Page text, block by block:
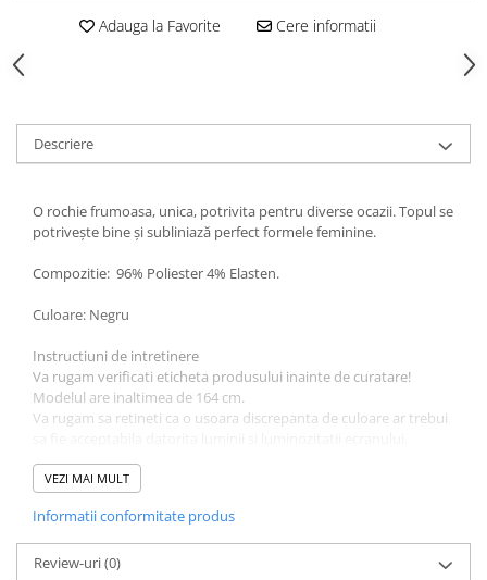
Adauga la Favorite Cere informatii
Descriere
O rochie frumoasa, unica, potrivita pentru diverse ocazii. Topul se
potrivește bine și subliniază perfect formele feminine.
Compozitie: 96% Poliester 4% Elasten.
Culoare: Negru
Instructiuni de intretinere
Va rugam verificati eticheta produsului inainte de curatare!
Modelul are inaltimea de 164 cm.
Va rugam sa retineti ca o usoara discrepanta de culoare ar trebui
VEZI MAI MULT
Informatii conformitate produs
Review-uri(0)